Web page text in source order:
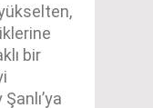
bir